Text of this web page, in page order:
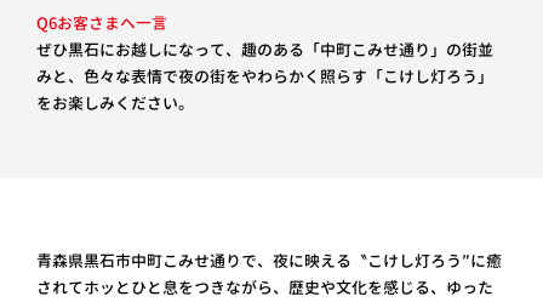
Q6お客さまへ一言
ぜひ黒石にお越しになって、趣のある「中町こみせ通り」の街並
みと、色々な表情で夜の街をやわらかく照らす「こけし灯ろう」
をお楽しみください。
青森県黒石市中町こみせ通りで、夜に映える〝こけし灯ろう″に癒
されてホッとひと息をつきながら、歴史や文化を感じる、ゆった